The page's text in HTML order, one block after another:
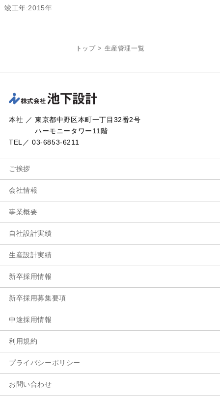
竣工年:2015年
トップ > 生産管理一覧
本社 ／ 東京都中野区本町一丁目32番2号
ハーモニータワー11階
TEL／ 03-6853-6211
ご挨拶
会社情報
事業概要
自社設計実績
生産設計実績
新卒採用情報
新卒採用募集要項
中途採用情報
利用規約
プライバシーポリシー
お問い合わせ